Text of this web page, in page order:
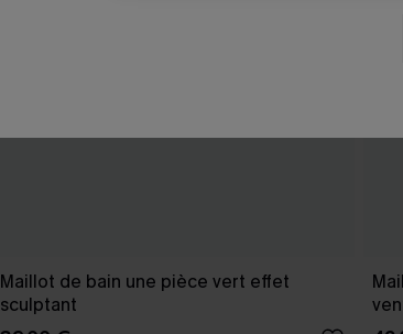
Maillot de bain une pièce vert effet
sculptant